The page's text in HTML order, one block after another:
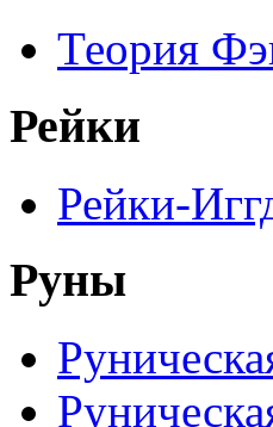
Теория
Рейки
Рейки-
Руны